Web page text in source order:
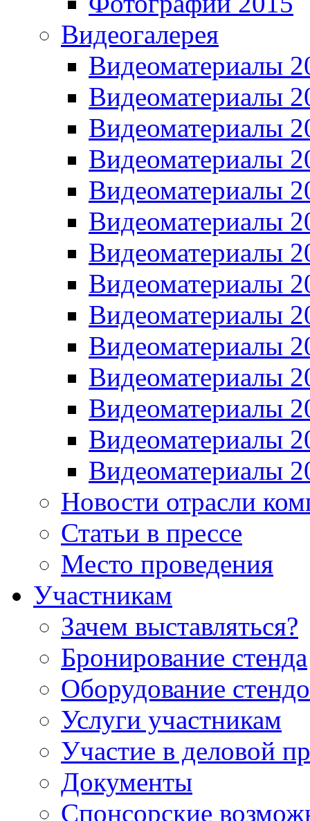
Видеогалерея
Видеоматериалы
Видеоматериалы
Видеоматериалы
Видеоматериалы
Видеоматериалы
Видеоматериалы
Видеоматериалы
Видеоматериалы
Видеоматериалы
Видеоматериалы
Видеоматериалы
Видеоматериалы
Видеоматериалы
Видеоматериалы
Новости отрасли
Статьи в прессе
Место проведения
Участникам
Зачем выставляться?
Бронирование стенда
Оборудование
Услуги участникам
Участие в деловой
Документы
Спонсорские